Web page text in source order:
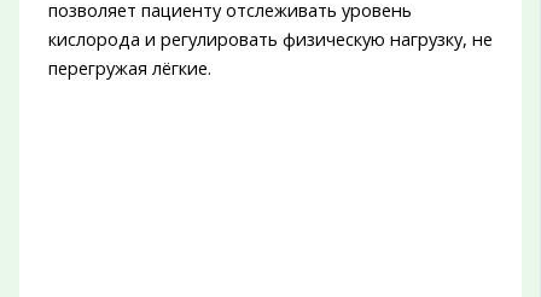
позволяет пациенту отслеживать уровень
кислорода и регулировать физическую нагрузку, не
перегружая лёгкие.